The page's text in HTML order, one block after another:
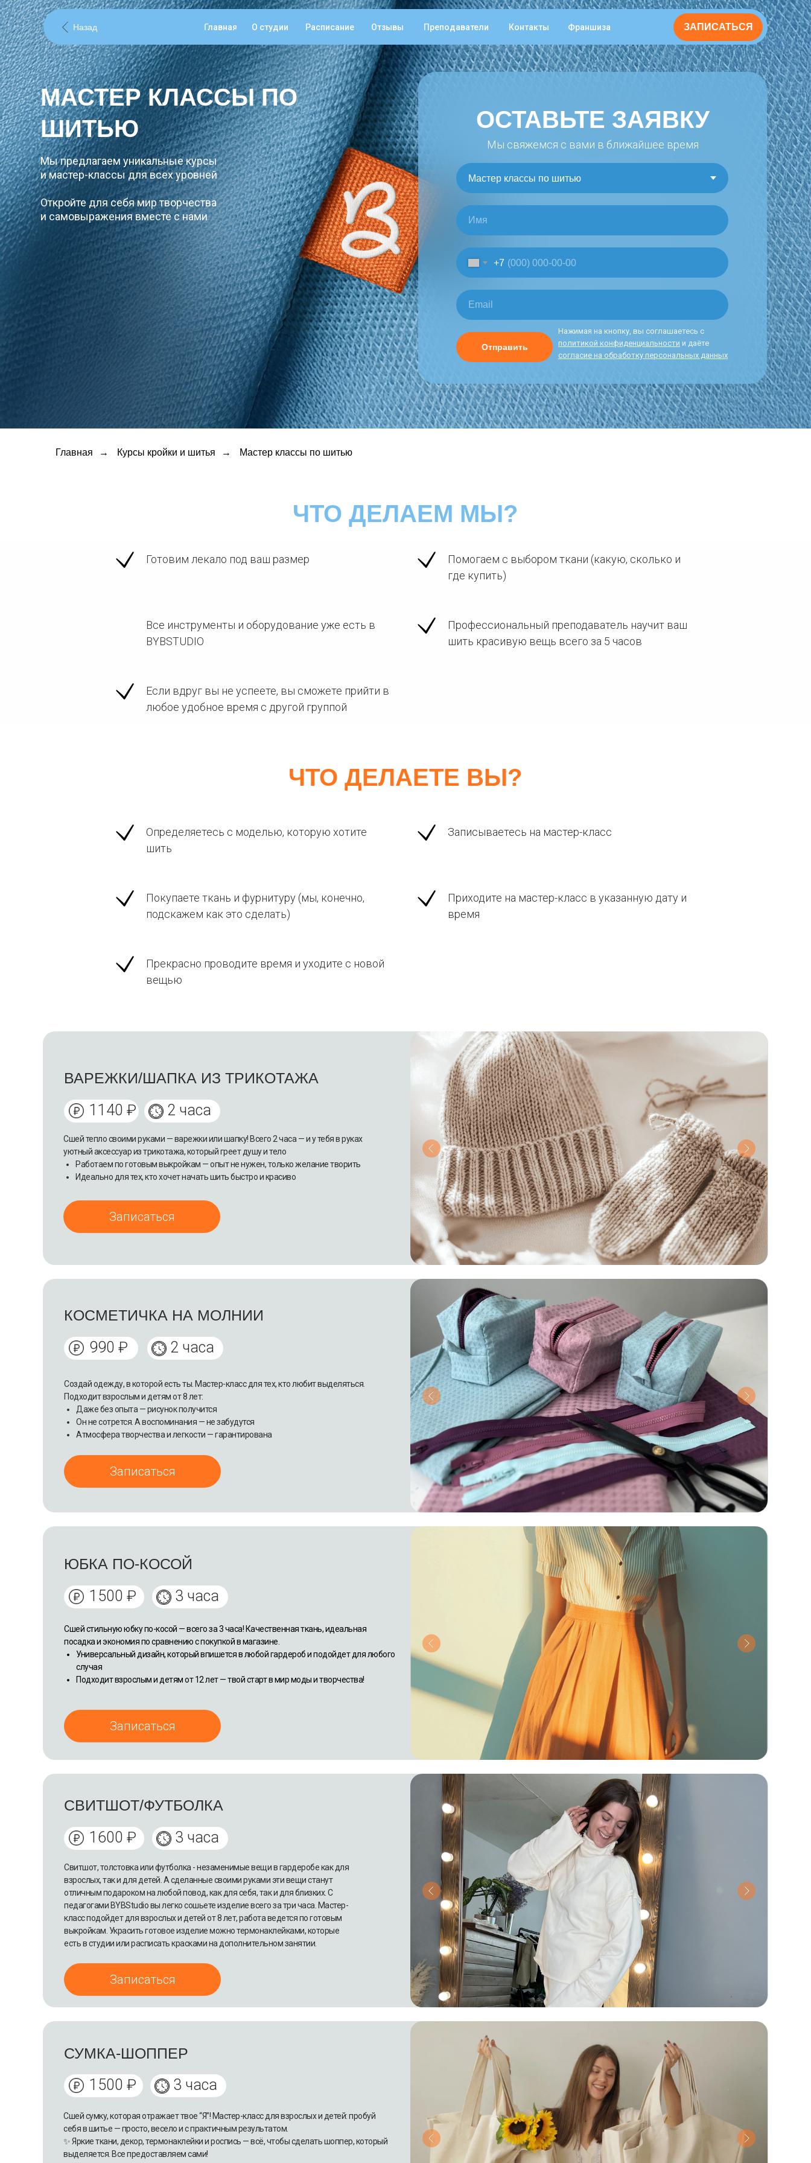
Главная Преподаватели
Расписание Франшиза
Контакты
Отзывы ЗАПИСАТЬСЯ
О студии
Назад
ОСТАВЬТЕ ЗАЯВКУ
Мы свяжемся с вами в ближайшее время
+7
Отправить
Мы предлагаем уникальные курсы
и мастер-классы для всех уровней
Откройте для себя мир творчества
и самовыражения вместе с нами
МАСТЕР КЛАССЫ ПО
ШИТЬЮ
Нажимая на кнопку, вы соглашаетесь с
политикой конфиденциальности и даёте
согласие на обработку персональных данных
Главная → Курсы кройки и шитья → Мастер классы по шитью
ЧТО ДЕЛАЕМ МЫ?
Готовим лекало под ваш размер
Помогаем с выбором ткани (какую, сколько и
где купить)
Все инструменты и оборудование уже есть в
BYBSTUDIO
Профессиональный преподаватель научит ваш
шить красивую вещь всего за 5 часов
Если вдруг вы не успеете, вы сможете прийти в
любое удобное время с другой группой
ЧТО ДЕЛАЕТЕ ВЫ?
Определяетесь с моделью, которую хотите
шить
Записываетесь на мастер-класс
Покупаете ткань и фурнитуру (мы, конечно,
подскажем как это сделать)
Приходите на мастер-класс в указанную дату и
время
Прекрасно проводите время и уходите с новой
вещью
1140 ₽ 2 часа
Сшей тепло своими руками — варежки или шапку! Всего 2 часа — и у тебя в руках
уютный аксессуар из трикотажа, который греет душу и тело
Работаем по готовым выкройкам — опыт не нужен, только желание творить
Идеально для тех, кто хочет начать шить быстро и красиво
Записаться
ВАРЕЖКИ/ШАПКА ИЗ ТРИКОТАЖА
990 ₽ 2 часа
Создай одежду, в которой есть ты. Мастер-класс для тех, кто любит выделяться.
Подходит взрослым и детям от 8 лет:
Даже без опыта — рисунок получится
Он не сотрется. А воспоминания — не забудутся
Атмосфера творчества и легкости — гарантирована
Записаться
КОСМЕТИЧКА НА МОЛНИИ
1500 ₽ 3 часа
Сшей стильную юбку по-косой — всего за 3 часа! Качественная ткань, идеальная
посадка и экономия по сравнению с покупкой в магазине.
Универсальный дизайн, который впишется в любой гардероб и подойдет для любого
случая
Подходит взрослым и детям от 12 лет — твой старт в мир моды и творчества!
Записаться
ЮБКА ПО-КОСОЙ
1600 ₽ 3 часа
Свитшот, толстовка или футболка - незаменимые вещи в гардеробе как для
взрослых, так и для детей. А сделанные своими руками эти вещи станут
отличным подароком на любой повод, как для себя, так и для близких. С
педагогами BYBStudio вы легко сошьете изделие всего за три часа. Мастер-
класс подойдет для взрослых и детей от 8 лет, работа ведется по готовым
выкройкам. Украсить готовое изделие можно термонаклейками, которые
есть в студии или расписать красками на дополнительном занятии.
Записаться
СВИТШОТ/ФУТБОЛКА
1500 ₽ 3 часа
Сшей сумку, которая отражает твое “Я”! Мастер-класс для взрослых и детей: пробуй
себя в шитье — просто, весело и с практичным результатом.
✨ Яркие ткани, декор, термонаклейки и роспись — всё, чтобы сделать шоппер, который
выделяется. Все предоставляем сами!
СУМКА-ШОППЕР